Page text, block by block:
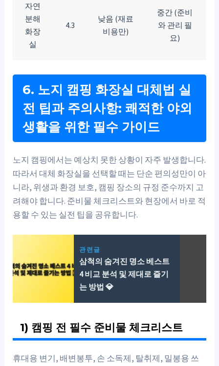
자연
분해
화장
실
4.3
낮음 (재료
비용만)
중간 (준비
와 관리 필
요)
6. 노지 캠핑 화장실 대체법 실
전 팁과 주의사항: 쾌적한 야외
생활을 위한 필수 가이드
노지 캠핑에서는 예상치 못한 상황이 자주 발생합니다.
따라서 대체 화장실을 선택할 때는 단순 편의성만이 아
니라, 위생과 환경 보호, 캠핑 장소의 규정 준수까지 고
려해야 합니다. 준비물 체크리스트와 현장에서 바로 적
용할 수 있는 실전 팁을 공유합니다.
관련글
삼척의 숨겨진 명소 베스트
4 비교 분석 및 제대로 즐기
는 방법 💎
1) 캠핑 전 필수 준비물 체크리스트
휴대용 변기, 배변봉투, 손 소독제, 탈취제, 밀봉용 쓰